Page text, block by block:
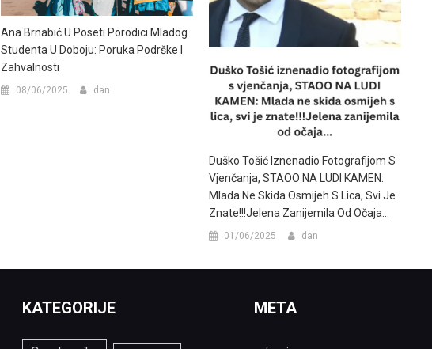
Ana Brnabić U Poseti Porodici Mladog
Studenta U Doboju: Poruka Podrške I
Zahvalnosti
08/06/2025 dan
Duško Tošić Iznenadio Fotografijom S
Vjenčanja, STAOO NA LUDI KAMEN:
Mlada Ne Skida Osmijeh S Lica, Svi Je
Znate!!!Jelena Zanijemila Od Očaja…
01/06/2025 dan
KATEGORIJE META